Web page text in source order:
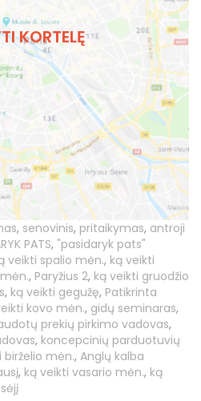
KORTELĘ
, senovinis, pritaikymas, antroji
PATS, "pasidaryk pats"
veikti spalio mėn., ką veikti
, Paryžius 2, ką veikti gruodžio
, ką veikti gegužę, Patikrinta
kovo mėn., gidų seminaras,
prekių pirkimo vadovas,
, koncepcinių parduotuvių
birželio mėn., Anglų kalba
, ką veikti vasario mėn., ką